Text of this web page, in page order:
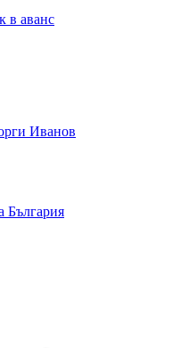
в аванс
Иванов
България